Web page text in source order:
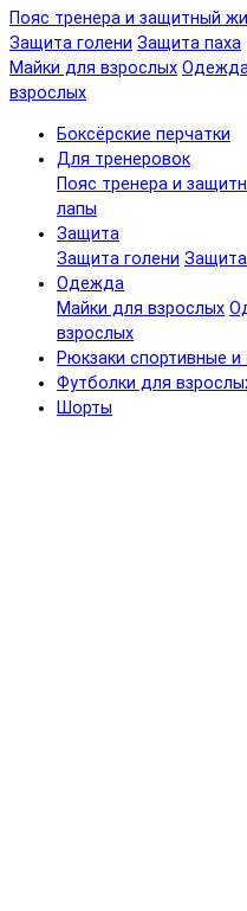
Пояс тренера и защитный
Защита голени Защита паха
Майки для взрослых
взрослых
Боксёрские перчатки
Для тренеровок
Пояс тренера и
лапы
Защита
Защита голени
Одежда
Майки для взрослых
взрослых
Рюкзаки спортивные и
Футболки для
Шорты